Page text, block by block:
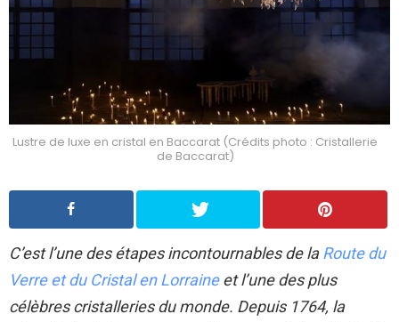
Lustre de luxe en cristal en Baccarat (Crédits photo : Cristallerie
de Baccarat)
C’est l’une des étapes incontournables de laRoute du
Verre et du Cristal en Lorraine et l’une des plus
célèbres cristalleries du monde. Depuis 1764, la